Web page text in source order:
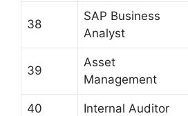
38
SAP Business
Analyst
39
Asset
Management
40 Internal Auditor